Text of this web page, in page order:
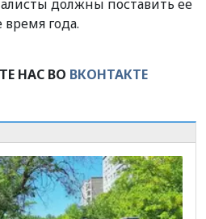
должны поставить ее
время года.
НАС ВО ВКОНТАКТЕ